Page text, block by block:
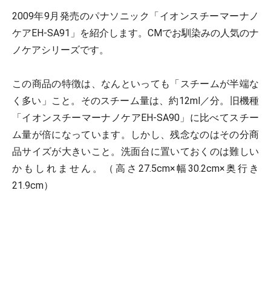
2009年9月発売のパナソニック「イオンスチーマーナノ
ケアEH-SA91」を紹介します。CMでお馴染みの人気のナ
ノケアシリーズです。
この商品の特徴は、なんといっても「スチームが半端な
く多い」こと。そのスチーム量は、約12ml／分。旧機種
「イオンスチーマーナノケアEH-SA90」に比べてスチー
ム量が倍になっています。しかし、残念なのはその分商
品サイズが大きいこと。洗面台に置いておくのは難しい
かもしれません。（高さ27.5cm×幅30.2cm×奥行き
21.9cm）